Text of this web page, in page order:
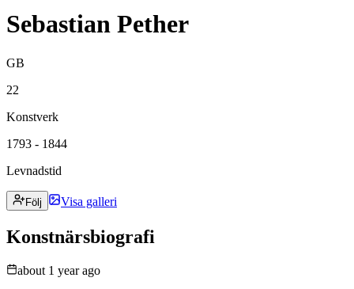
Sebastian Pether
GB
22
Konstverk
1793 - 1844
Levnadstid
Följ Visa galleri
Konstnärsbiografi
about 1 year ago